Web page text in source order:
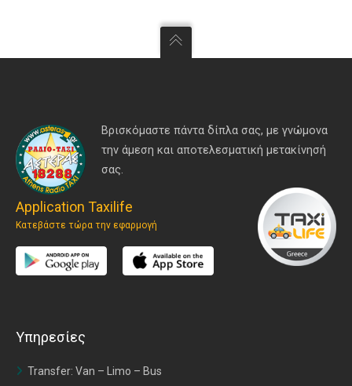
Βρισκόμαστε πάντα δίπλα σας, με γνώμονα
την άμεση και αποτελεσματική μετακίνησή
σας.
Application Taxilife
Κατεβάστε τώρα την εφαρμογή
Υπηρεσίες
Transfer: Van – Limo – Bus